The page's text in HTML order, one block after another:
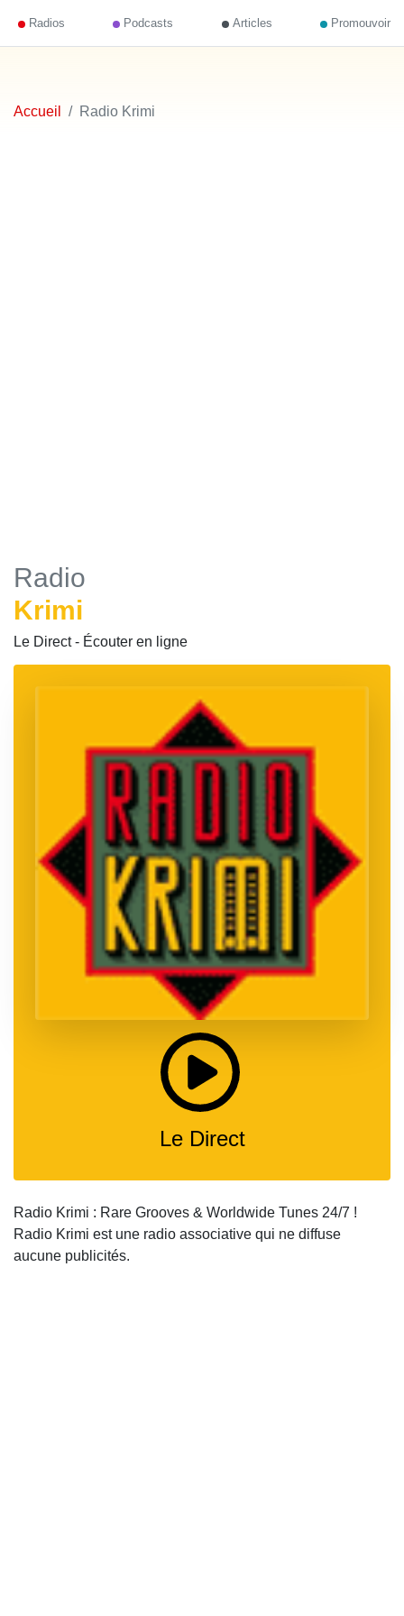
Radios Podcasts Articles Promouvoir
Accueil Radio Krimi
Radio
Krimi
Le Direct - Écouter en ligne
Le Direct
Radio Krimi : Rare Grooves & Worldwide Tunes 24/7 !
Radio Krimi est une radio associative qui ne diffuse
aucune publicités.